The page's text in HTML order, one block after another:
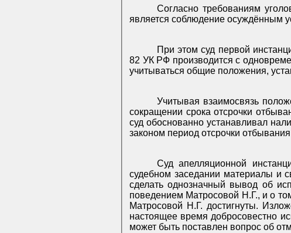
Согласно требованиям
является соблюдение осуждённым
При этом суд первой
82 УК РФ производится с
учитываться общие положения,
Учитывая взаимосвязь
сокращении срока отсрочки
суд обоснованно устанавливал
законом период отсрочки
Суд апелляционной
судебном заседании материалы и
сделать однозначный вывод об
поведением Матросовой Н.Г., и о
Матросовой Н.Г. достигнуты.
настоящее время добросовестно
может быть поставлен вопрос об